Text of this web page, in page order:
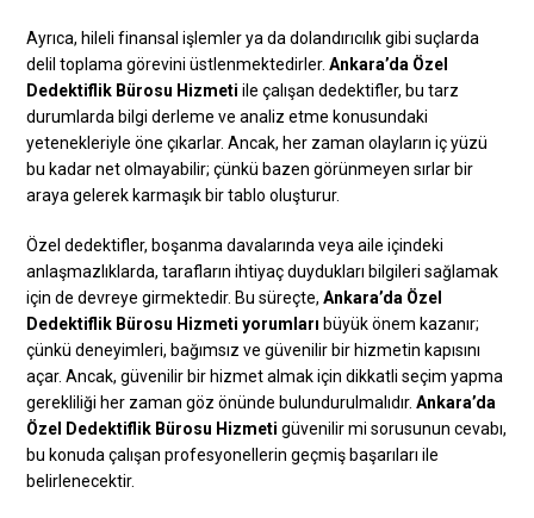
Ayrıca, hileli finansal işlemler ya da dolandırıcılık gibi suçlarda
delil toplama görevini üstlenmektedirler.Ankara’da Özel
Dedektiflik Bürosu Hizmeti ile çalışan dedektifler, bu tarz
durumlarda bilgi derleme ve analiz etme konusundaki
yetenekleriyle öne çıkarlar. Ancak, her zaman olayların iç yüzü
bu kadar net olmayabilir; çünkü bazen görünmeyen sırlar bir
araya gelerek karmaşık bir tablo oluşturur.
Özel dedektifler, boşanma davalarında veya aile içindeki
anlaşmazlıklarda, tarafların ihtiyaç duydukları bilgileri sağlamak
için de devreye girmektedir. Bu süreçte,Ankara’da Özel
Dedektiflik Bürosu Hizmeti yorumları büyük önem kazanır;
çünkü deneyimleri, bağımsız ve güvenilir bir hizmetin kapısını
açar. Ancak, güvenilir bir hizmet almak için dikkatli seçim yapma
gerekliliği her zaman göz önünde bulundurulmalıdır.Ankara’da
Özel Dedektiflik Bürosu Hizmeti güvenilir mi sorusunun cevabı,
bu konuda çalışan profesyonellerin geçmiş başarıları ile
belirlenecektir.